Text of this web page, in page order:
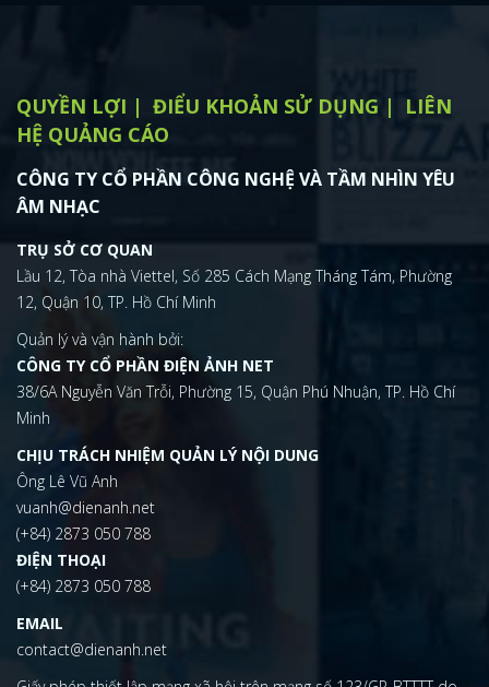
QUYỀN LỢI ĐIỂU KHOẢN SỬ DỤNG
LIÊN
HỆ QUẢNG CÁO
CÔNG TY CỔ PHẦN CÔNG NGHỆ VÀ TẦM NHÌN YÊU
ÂM NHẠC
TRỤ SỞ CƠ QUAN
Lầu 12, Tòa nhà Viettel, Số 285 Cách Mạng Tháng Tám, Phường
12, Quận 10, TP. Hồ Chí Minh
Quản lý và vận hành bởi:
CÔNG TY CỔ PHẦN ĐIỆN ẢNH NET
38/6A Nguyễn Văn Trỗi, Phường 15, Quận Phú Nhuận, TP. Hồ Chí
Minh
CHỊU TRÁCH NHIỆM QUẢN LÝ NỘI DUNG
Ông Lê Vũ Anh
vuanh@dienanh.net
(+84) 2873 050 788
ĐIỆN THOẠI
(+84) 2873 050 788
EMAIL
contact@dienanh.net